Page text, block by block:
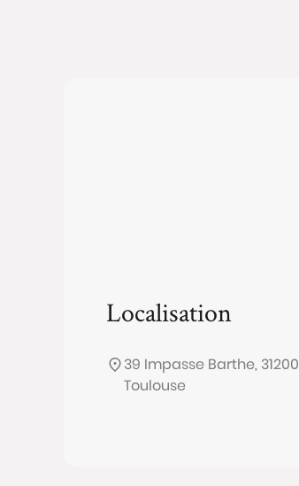
Localisation
39 Impasse Barthe, 31200
Toulouse